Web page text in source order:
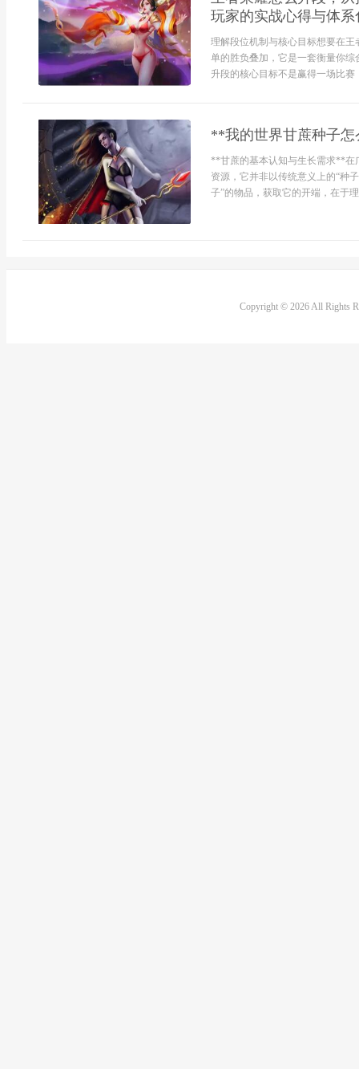
玩家的实战心得与体系
理解段位机制与核心目标想要在
单的胜负叠加，它是一套衡量你
升段的核心目标不是赢得一场比
**我的世界甘蔗种子
**甘蔗的基本认知与生长需求**在
资源，它并非以传统意义上的“种
子”的物品，获取它的开端，在于
Copyright © 2026 All Rights